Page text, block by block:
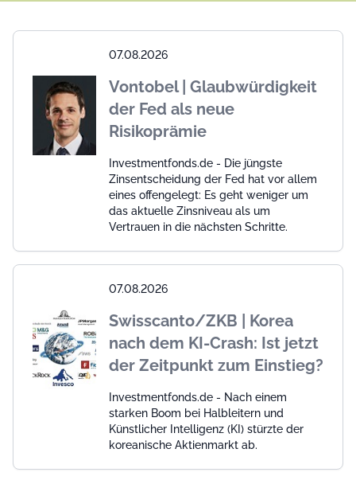
07.08.2026
Vontobel | Glaubwürdigkeit
der Fed als neue
Risikoprämie
Investmentfonds.de - Die jüngste
Zinsentscheidung der Fed hat vor allem
eines offengelegt: Es geht weniger um
das aktuelle Zinsniveau als um
Vertrauen in die nächsten Schritte.
07.08.2026
Swisscanto/ZKB | Korea
nach dem KI-Crash: Ist jetzt
der Zeitpunkt zum Einstieg?
Investmentfonds.de - Nach einem
starken Boom bei Halbleitern und
Künstlicher Intelligenz (KI) stürzte der
koreanische Aktienmarkt ab.